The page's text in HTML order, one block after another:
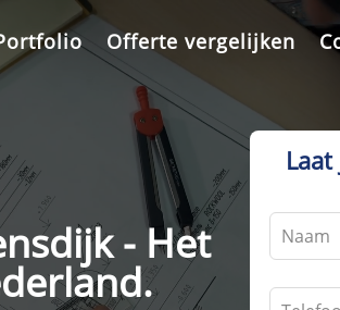
Offerte vergelijken
- Het
Leave
this
blank